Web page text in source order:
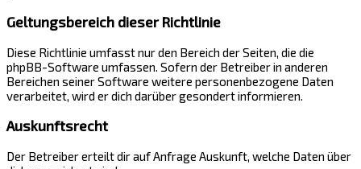
Geltungsbereich dieser Richtlinie
Diese Richtlinie umfasst nur den Bereich der Seiten, die die
phpBB-Software umfassen. Sofern der Betreiber in anderen
Bereichen seiner Software weitere personenbezogene Daten
verarbeitet, wird er dich darüber gesondert informieren.
Auskunftsrecht
Der Betreiber erteilt dir auf Anfrage Auskunft, welche Daten über